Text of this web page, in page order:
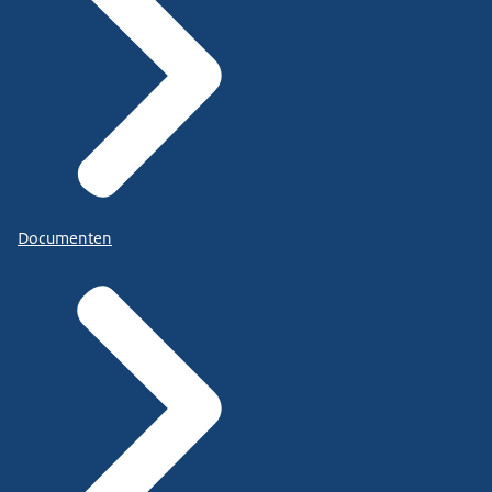
Documenten